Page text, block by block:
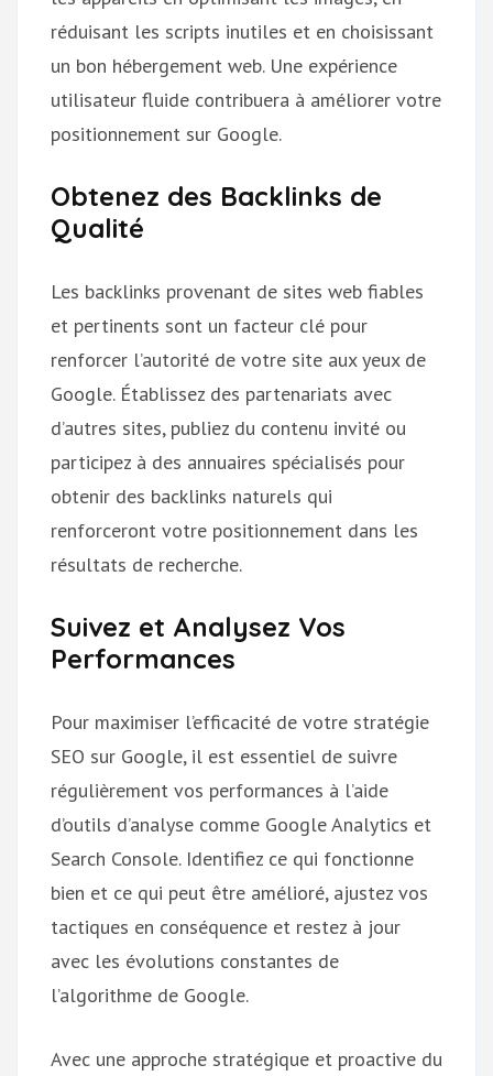
réduisant les scripts inutiles et en choisissant
un bon hébergement web. Une expérience
utilisateur fluide contribuera à améliorer votre
positionnement sur Google.
Obtenez des Backlinks de
Qualité
Les backlinks provenant de sites web fiables
et pertinents sont un facteur clé pour
renforcer l’autorité de votre site aux yeux de
Google. Établissez des partenariats avec
d’autres sites, publiez du contenu invité ou
participez à des annuaires spécialisés pour
obtenir des backlinks naturels qui
renforceront votre positionnement dans les
résultats de recherche.
Suivez et Analysez Vos
Performances
Pour maximiser l’efficacité de votre stratégie
SEO sur Google, il est essentiel de suivre
régulièrement vos performances à l’aide
d’outils d’analyse comme Google Analytics et
Search Console. Identifiez ce qui fonctionne
bien et ce qui peut être amélioré, ajustez vos
tactiques en conséquence et restez à jour
avec les évolutions constantes de
l’algorithme de Google.
Avec une approche stratégique et proactive du